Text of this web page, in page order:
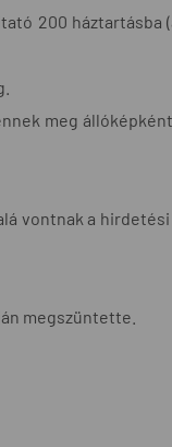
200 háztartásba
meg
vontnak a
megszüntette.